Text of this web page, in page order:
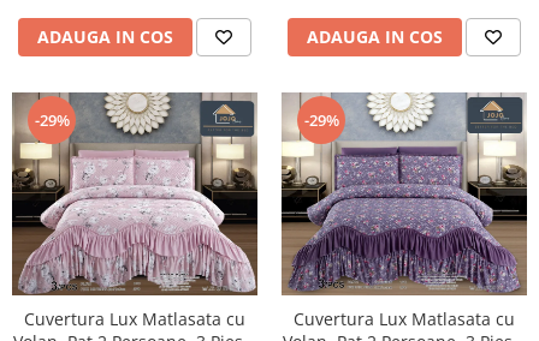
ADAUGA IN COS ADAUGA IN COS
-29%
Cuvertura Lux Matlasata cu
-29%
Cuvertura Lux Matlasata cu